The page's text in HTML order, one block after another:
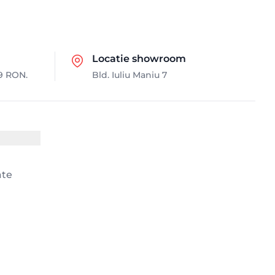
RON.
Locatie showroom
Bld. Iuliu Maniu 7